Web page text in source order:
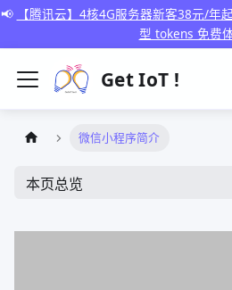
📢
【腾讯云】4核4G服务器新客38元/年
型 tokens 免费
Get IoT !
微信小程序简介
本页总览